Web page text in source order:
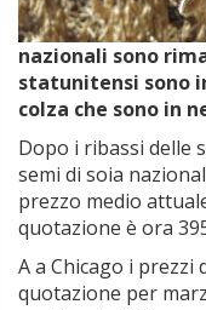
nazionali sono
statunitensi sono
colza che sono in
Dopo i ribassi delle
semi di soia
prezzo medio
quotazione è ora
A a Chicago i prezzi
quotazione per